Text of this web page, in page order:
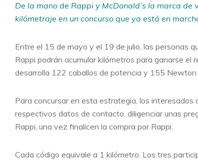
De la mano de Rappi y McDonald’s la marca
kilómetraje en un concurso que ya está en
Entre el 15 de mayo y el 19 de julio, las personas
Rappi podrán acumular kilómetros para ganarse
desarrolla 122 caballos de potencia y 155
Para concursar en esta estrategia, los
respectivos datos de contacto, diligenciar unas
Rappi, una vez finalicen la compra por Rappi.
Cada código equivale a 1 kilómetro. Los tres